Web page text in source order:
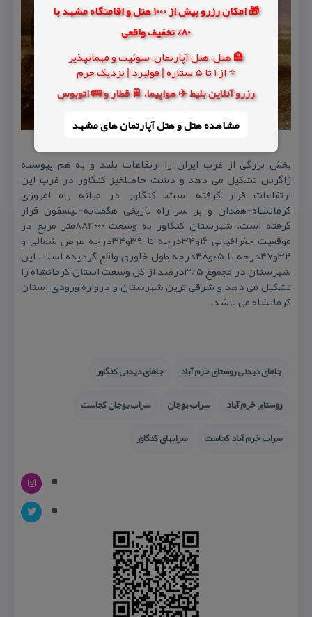
🎁 امکان رزرو بیش از 1000 هتل و اقامتگاه مشهد با
80% تخفیف واقعی
🏨 هتل، هتل آپارتمان، سوئیت و مهمانپذیر
⭐ از 1 تا 5 ستاره | فولبرد | نزدیک حرم
رزرو آنلاین بلیط ✈️ هواپیما، 🚆 قطار و 🚌 اتوبوس
مشاهده هتل و هتل‌ آپارتمان های مشهد
بخش بزرگی از غرب ایران را ارتفاعات بلند و به هم پیوسته
زاگرس تشكیل می دهد و دشت حاصلخیز كنگاور در غرب این
ارتفاعات قرار گرفته است. كنگاور در میانه راه امروزی
كرمانشاه-همدان و بر سر راه تاریخی هگمتانه-تیسفون قرار
گرفته است. شهرستان كنگاور به وسعت ۸۸۴۰۰۰متر مربع در
موقعیت جغرافیایی ۱۶و۳۴درجه تا ۳۹و۳۴درجه عرض شمالی و
۳۴و۴۷درجه تا ۰۵و۴۸درجه طول خاوری واقع گردیده است. این
شهرستان در مجموع ۳/۵درصد از كل وسعت استان كرمانشاه را
تشكیل می دهد و شرقی ترین شهرستان و دروازه ورودی استان
كرمانشاه می باشد.
جاهای دیدنی روستای خرم آباد
جاهای دیدنی كنگاور
روستای خرم آباد
سراب بوجان
سراب بوجان كجاست
سراب خرم آباد كجاست
سرابهای كنگاور